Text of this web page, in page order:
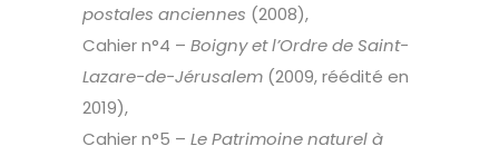
postales anciennes (2008),
Cahier n°4 – Boigny et l’Ordre de Saint-
Lazare-de-Jérusalem (2009, réédité en
2019),
Cahier n°5 – Le Patrimoine naturel à